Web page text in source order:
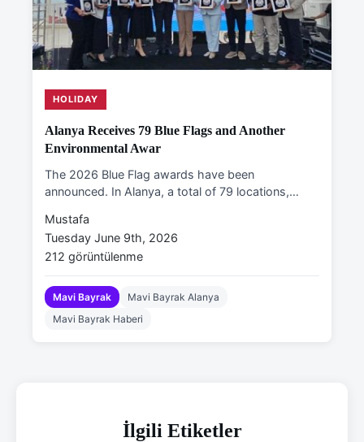
HOLIDAY
Alanya Receives 79 Blue Flags and Another
Environmental Awar
The 2026 Blue Flag awards have been
announced. In Alanya, a total of 79 locations,…
Mustafa
Tuesday June 9th, 2026
212 görüntülenme
Mavi Bayrak
Mavi Bayrak Alanya
Mavi Bayrak Haberi
İlgili Etiketler